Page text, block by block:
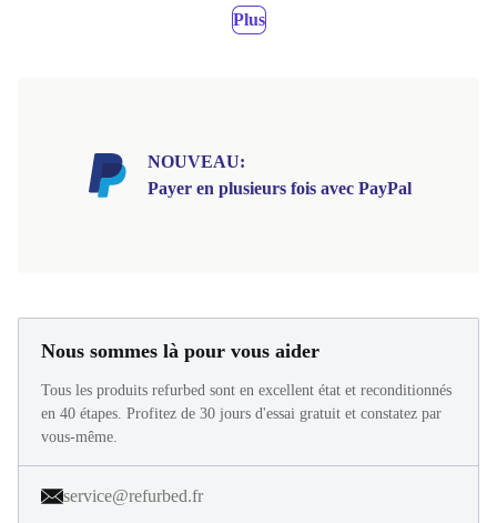
Plus
NOUVEAU:
Payer en plusieurs fois avec PayPal
Nous sommes là pour vous aider
Tous les produits refurbed sont en excellent état et reconditionnés
en 40 étapes. Profitez de 30 jours d'essai gratuit et constatez par
vous-même.
service@refurbed.fr